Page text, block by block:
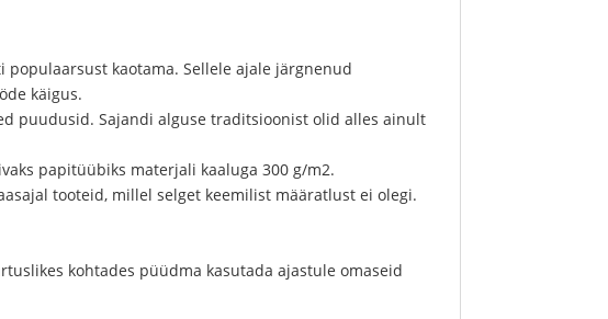
kaotama. Sellele ajale järgnenud
käigus.
puudusid. Sajandi alguse traditsioonist olid alles ainult
papitüübiks materjali kaaluga 300 g/m2.
tooteid, millel selget keemilist määratlust ei olegi.
kohtades püüdma kasutada ajastule omaseid